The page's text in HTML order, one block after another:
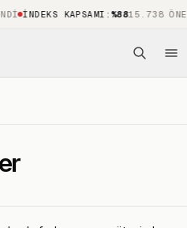
KAPSAMI:%8815.738 ÖNE